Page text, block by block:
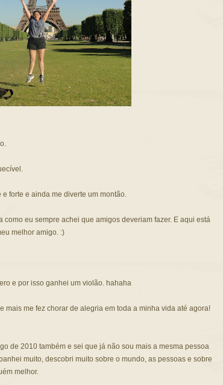
forte e ainda me diverte um montão.
como eu sempre achei que amigos deveriam fazer. E aqui está
melhor amigo. :)
e por isso ganhei um violão. hahaha
mais me fez chorar de alegria em toda a minha vida até agora!
de 2010 também e sei que já não sou mais a mesma pessoa
muito, descobri muito sobre o mundo, as pessoas e sobre
melhor.